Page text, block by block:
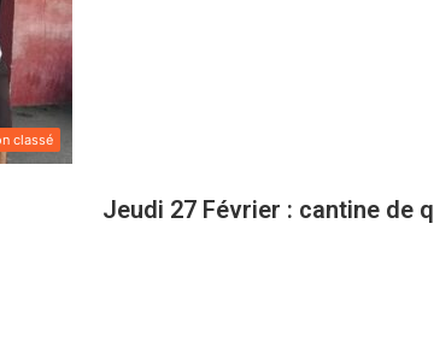
classé
Jeudi 27 Février : cantine de